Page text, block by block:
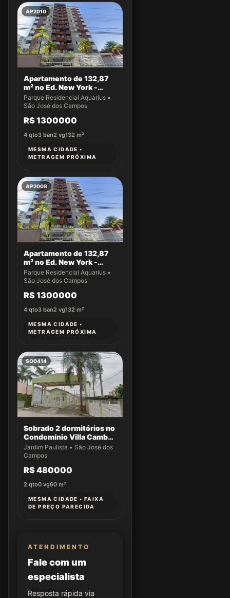
AP2010
Apartamento de 132,87
m² no Ed. New York -
Apto 22
Parque Residencial Aquarius •
São José dos Campos
R$ 1300000
4 qto3 ban2 vg132 m²
MESMA CIDADE •
METRAGEM PRÓXIMA
AP2008
Apartamento de 132,87
m² no Ed. New York -
Apto 61
Parque Residencial Aquarius •
São José dos Campos
R$ 1300000
4 qto3 ban2 vg132 m²
MESMA CIDADE •
METRAGEM PRÓXIMA
SO0414
Sobrado 2 dormitórios no
Condomínio Villa Cambuí
- Casa 004
Jardim Paulista • São José dos
Campos
R$ 480000
2 qto0 vg60 m²
MESMA CIDADE • FAIXA
DE PREÇO PARECIDA
ATENDIMENTO
Fale com um
especialista
Resposta rápida via